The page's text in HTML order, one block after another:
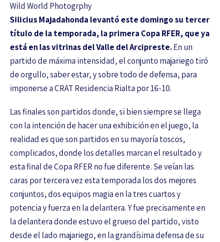
Wild World Photogrphy
Silicius Majadahonda levantó este domingo su tercer
título de la temporada, la primera Copa RFER, que ya
está en las vitrinas del Valle del Arcipreste.En un
partido de máxima intensidad, el conjunto majariego tiró
de orgullo, saber estar, y sobre todo de defensa, para
imponerse a CRAT Residencia Rialta por 16-10.
Las finales son partidos donde, si bien siempre se llega
con la intención de hacer una exhibición en el juego, la
realidad es que son partidos en su mayoría toscos,
complicados, donde los detalles marcan el resultado y
esta final de Copa RFER no fue diferente. Se veían las
caras por tercera vez esta temporada los dos mejores
conjuntos, dos equipos magia en la tres cuartos y
potencia y fuerza en la delantera. Y fue precisamente en
la delantera donde estuvo el grueso del partido, visto
desde el lado majariego, en la grandísima defensa de su